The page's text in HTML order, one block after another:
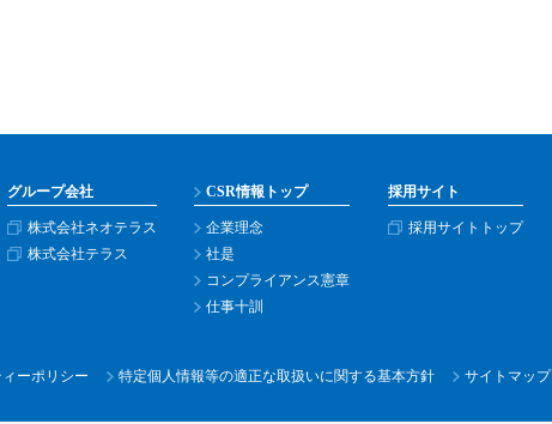
グループ会社
株式会社ネオテラス
株式会社テラス
CSR情報トップ
企業理念
社是
コンプライアンス憲章
仕事十訓
採用サイト
採用サイトトップ
ーポリシー 特定個人情報等の適正な取扱いに関する基本方針 サイトマップ